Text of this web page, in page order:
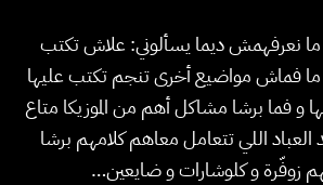
ما نعرفهمش ديما يسألوني: علاش تكتب
فماش مواضيع أخرى تنجم تكتب عليها
و فما برشا مشاكل أهم من الموزيكا متاع
العباد اللي تتعامل معاهم كلامهم برشا